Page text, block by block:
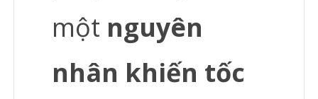
một nguyên
nhân khiến tốc